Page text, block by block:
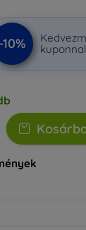
-10%
kuponnal